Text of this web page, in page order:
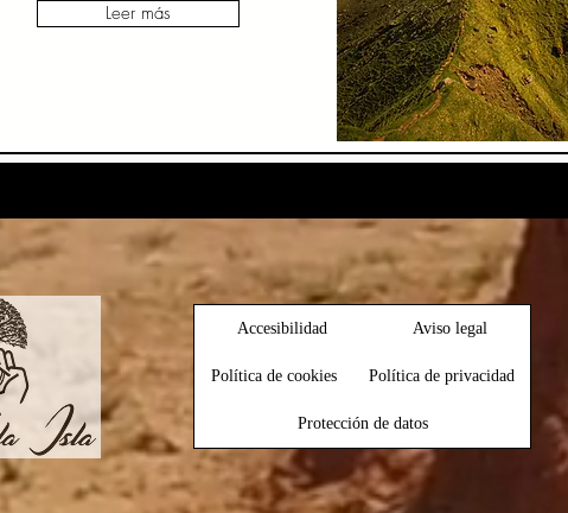
Leer más
Accesibilidad Aviso legal
Política de cookies Política de privacidad
Protección de datos